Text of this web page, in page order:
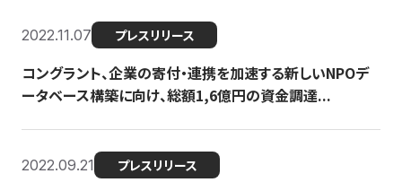
2022.11.07 プレスリリース
コングラント、企業の寄付・連携を加速する新しいNPOデ
ータベース構築に向け、総額1,6億円の資金調達...
2022.09.21 プレスリリース